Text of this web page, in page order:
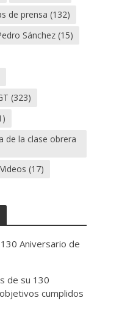
de prensa (132)
Sánchez (15)
(323)
de la clase obrera
Videos (17)
Aniversario de
de su 130
cumplidos